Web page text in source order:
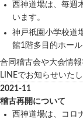
西神道場は、毎週
います。
神戸祇園小学校道
館1階多目的ホー
合同稽古会や大会情
LINEでお知らせいたし
2021-11
稽古再開について
西神道場は、コロ